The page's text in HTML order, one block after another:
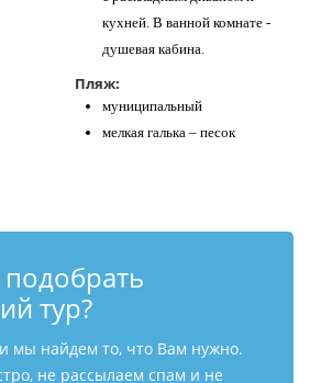
кухней. В ванной комнате -
душевая кабина.
Пляж:
муниципальный
мелкая галька – песок
тур?
и мы найдем то, что Вам нужно.
не рассылаем спам и не